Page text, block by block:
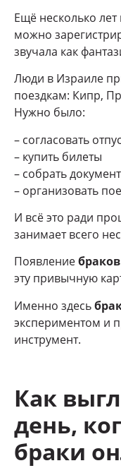
Ещё несколько
можно
звучала как
Люди в Израиле
поездкам: Кипр,
Нужно было:
– согласовать
– купить билеты
– собрать
– организовать
И всё это ради
занимает всего
Появление
эту привычную
Именно здесь
экспериментом и
инструмент.
Как
день,
браки